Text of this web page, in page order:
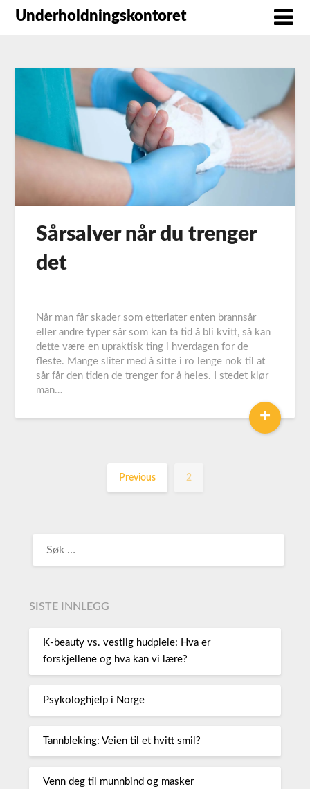
Underholdningskontoret
Sårsalver når du trenger
det
Når man får skader som etterlater enten brannsår
eller andre typer sår som kan ta tid å bli kvitt, så kan
dette være en upraktisk ting i hverdagen for de
fleste. Mange sliter med å sitte i ro lenge nok til at
sår får den tiden de trenger for å heles. I stedet klør
man…
+
Previous 2
SISTE INNLEGG
K-beauty vs. vestlig hudpleie: Hva er
forskjellene og hva kan vi lære?
Psykologhjelp i Norge
Tannbleking: Veien til et hvitt smil?
Venn deg til munnbind og masker